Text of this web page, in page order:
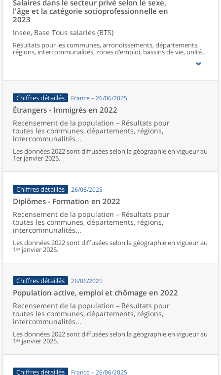
Salaires dans le secteur privé selon le sexe,
l'âge et la catégorie socioprofessionnelle en
2023
Insee, Base Tous salariés (BTS)
Résultats pour les communes, arrondissements, départements,
régions, intercommunalités, zones d’emploi, bassins de vie, unités
urbaines et aires d’attraction des villes de France hors Mayotte.
Chiffres détaillés France – 26/06/2025
Étrangers - Immigrés en 2022
Recensement de la population – Résultats pour
toutes les communes, départements, régions,
intercommunalités...
Les données 2022 sont diffusées selon la géographie en vigueur au
1er janvier 2025.
Chiffres détaillés 26/06/2025
Diplômes - Formation en 2022
Recensement de la population – Résultats pour
toutes les communes, départements, régions,
intercommunalités...
Les données 2022 sont diffusées selon la géographie en vigueur au
1ᵉʳ janvier 2025.
Chiffres détaillés 26/06/2025
Population active, emploi et chômage en 2022
Recensement de la population – Résultats pour
toutes les communes, départements, régions,
intercommunalités...
Les données 2022 sont diffusées selon la géographie en vigueur au
1ᵉʳ janvier 2025.
Chiffres détaillés France – 26/06/2025